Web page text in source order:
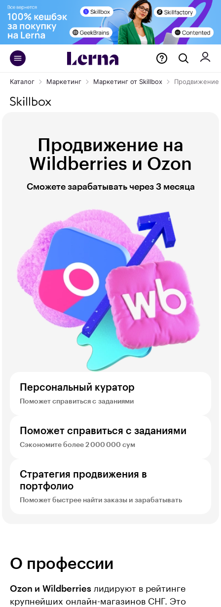
Каталог Маркетинг Маркетинг от Skillbox Продвижение
Продвижение на
Wildberries и Ozon
Сможете зарабатывать через 3 месяца
Персональный куратор
Поможет справиться с заданиями
Поможет справиться с заданиями
Сэкономите более 2 000 000 сум
Стратегия продвижения в
портфолио
Поможет быстрее найти заказы и зарабатывать
О профессии
Ozon и Wildberries лидируют в рейтинге
крупнейших онлайн-магазинов СНГ. Это